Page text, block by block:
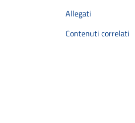
Allegati
Contenuti correlati